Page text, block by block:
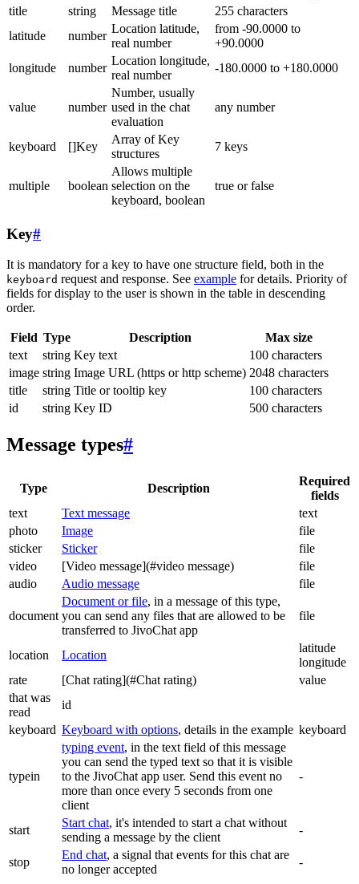
title
string Message title
255 characters
latitude
number
Location latitude,
real number
from -90.0000 to
+90.0000
longitude
number
Location longitude,
real number
-180.0000 to +180.0000
value number
Number, usually
used in the chat
evaluation
any number
keyboard []Key
Array of Key
structures
7 keys
multiple boolean
Allows multiple
selection on the
keyboard, boolean
true or false
Key#
It is mandatory for a key to have one structure field, both in the
keyboard request and response. See example for details. Priority of
fields for display to the user is shown in the table in descending
order.
Field Type Description
Max size
text
string Key text
100 characters
image string Image URL (https or http scheme) 2048 characters
title
string Title or tooltip key
100 characters
id
string Key ID 500 characters
Message types#
Type Description
Required
fields
text
Text message
text
photo
Image
file
sticker
Sticker
file
video
[Video message](#video message)
file
audio
Audio message file
document
Document or file, in a message of this type,
you can send any files that are allowed to be
transferred to JivoChat app
file
location Location
latitude
longitude
rate
[Chat rating](#Chat rating)
value
that was
read
id
keyboard Keyboard with options, details in the example keyboard
typein
typing event, in the text field of this message
you can send the typed text so that it is visible
to the JivoChat app user. Send this event no
more than once every 5 seconds from one
client
-
start
Start chat, it's intended to start a chat without
sending a message by the client
-
stop
End chat, a signal that events for this chat are
no longer accepted
-